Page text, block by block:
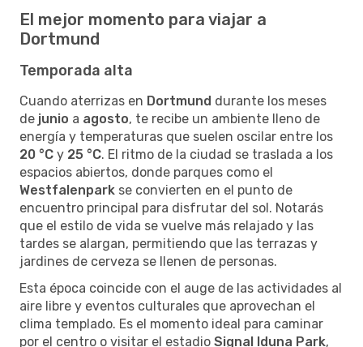
El mejor momento para viajar a
Dortmund
Temporada alta
Cuando aterrizas en Dortmund durante los meses
de junio a agosto, te recibe un ambiente lleno de
energía y temperaturas que suelen oscilar entre los
20 °C y 25 °C. El ritmo de la ciudad se traslada a los
espacios abiertos, donde parques como el
Westfalenpark se convierten en el punto de
encuentro principal para disfrutar del sol. Notarás
que el estilo de vida se vuelve más relajado y las
tardes se alargan, permitiendo que las terrazas y
jardines de cerveza se llenen de personas.
Esta época coincide con el auge de las actividades al
aire libre y eventos culturales que aprovechan el
clima templado. Es el momento ideal para caminar
por el centro o visitar el estadio Signal Iduna Park,